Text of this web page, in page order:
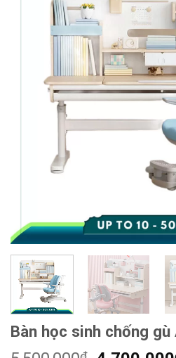
Bàn học sinh chống gù